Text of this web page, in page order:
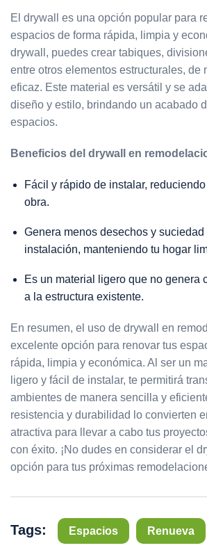
El drywall es una opción popular para
espacios de forma rápida, limpia y
drywall, puedes crear tabiques,
entre otros elementos estructurales, de
eficaz. Este material es versátil y se
diseño y estilo, brindando un acabado
espacios.
Beneficios del drywall en
Fácil y rápido de instalar,
obra.
Genera menos desechos y suciedad
instalación, manteniendo tu hogar
Es un material ligero que no genera
a la estructura existente.
En resumen, el uso de drywall en
excelente opción para renovar tus
rápida, limpia y económica. Al ser un
ligero y fácil de instalar, te permitirá
ambientes de manera sencilla y
resistencia y durabilidad lo convierten
atractiva para llevar a cabo tus
con éxito. ¡No dudes en considerar el
opción para tus próximas
Tags: Espacios Renueva